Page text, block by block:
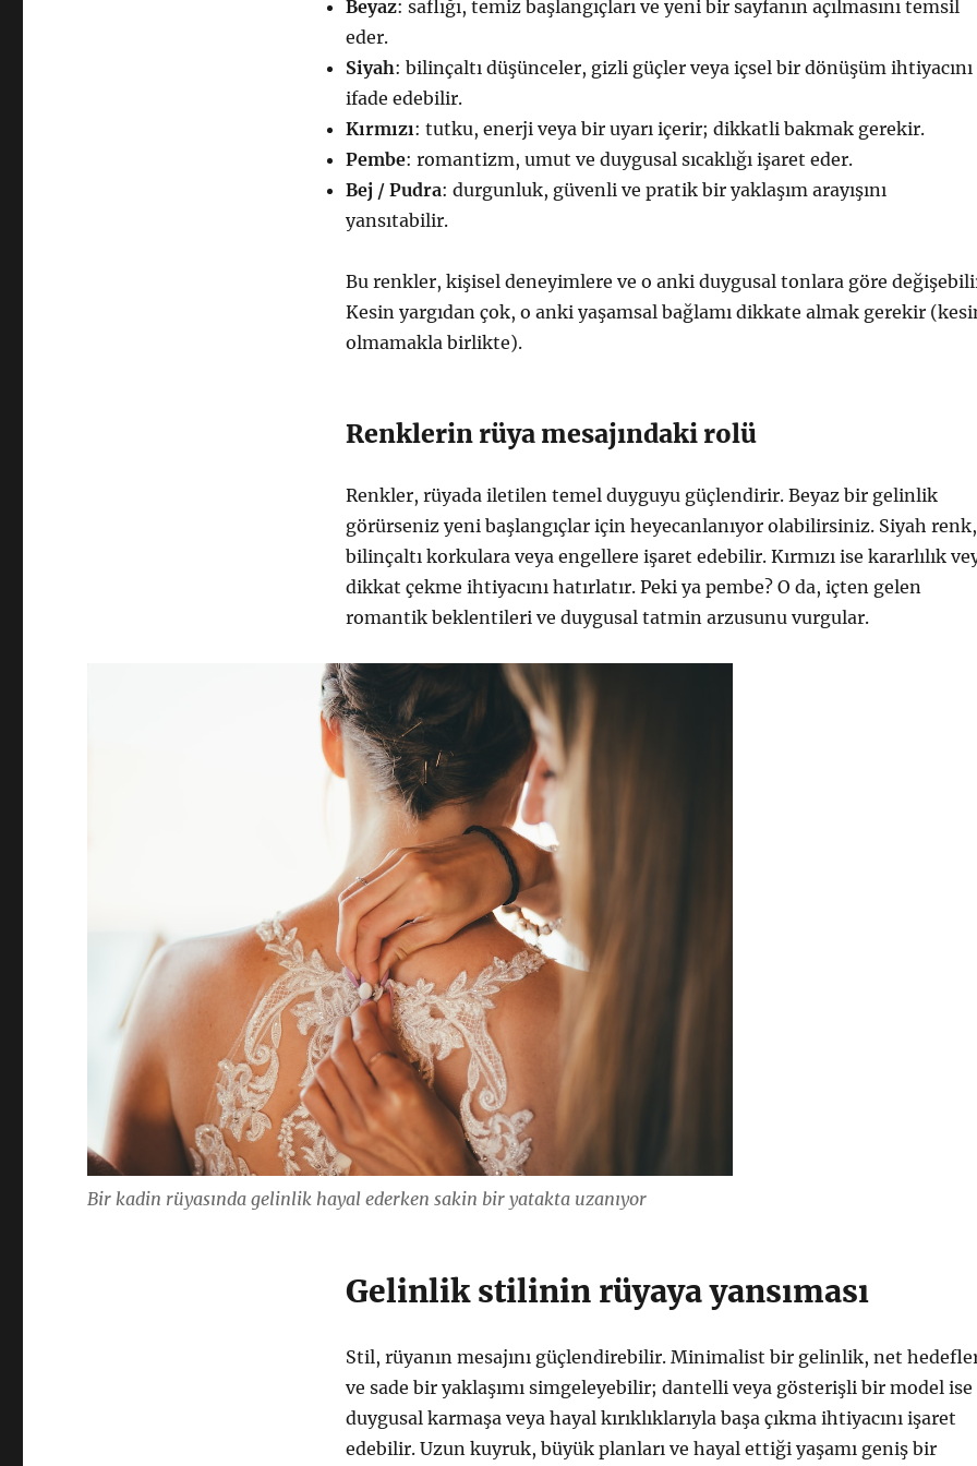
Beyaz: saflığı, temiz başlangıçları ve yeni bir sayfanın açılmasını temsil
eder.
Siyah: bilinçaltı düşünceler, gizli güçler veya içsel bir dönüşüm ihtiyacını
ifade edebilir.
Kırmızı: tutku, enerji veya bir uyarı içerir; dikkatli bakmak gerekir.
Pembe: romantizm, umut ve duygusal sıcaklığı işaret eder.
Bej / Pudra: durgunluk, güvenli ve pratik bir yaklaşım arayışını
yansıtabilir.
Bu renkler, kişisel deneyimlere ve o anki duygusal tonlara göre
Kesin yargıdan çok, o anki yaşamsal bağlamı dikkate almak gerekir
olmamakla birlikte).
Renklerin rüya mesajındaki rolü
Renkler, rüyada iletilen temel duyguyu güçlendirir. Beyaz bir gelinlik
görürseniz yeni başlangıçlar için heyecanlanıyor olabilirsiniz. Siyah renk,
bilinçaltı korkulara veya engellere işaret edebilir. Kırmızı ise kararlılık
dikkat çekme ihtiyacını hatırlatır. Peki ya pembe? O da, içten gelen
romantik beklentileri ve duygusal tatmin arzusunu vurgular.
Bir kadin rüyasında gelinlik hayal ederken sakin bir yatakta uzanıyor
Gelinlik stilinin rüyaya yansıması
Stil, rüyanın mesajını güçlendirebilir. Minimalist bir gelinlik, net
ve sade bir yaklaşımı simgeleyebilir; dantelli veya gösterişli bir model ise
duygusal karmaşa veya hayal kırıklıklarıyla başa çıkma ihtiyacını işaret
edebilir. Uzun kuyruk, büyük planları ve hayal ettiği yaşamı geniş bir